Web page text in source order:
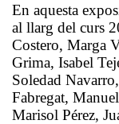
En aquesta
al llarg del curs
Costero, Marga
Grima, Isabel
Soledad
Fabregat,
Marisol Pérez,